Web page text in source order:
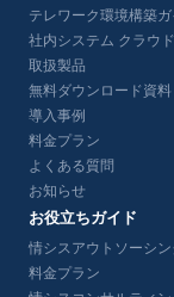
テレワーク環境構築ガ
社内システム クラウ
取扱製品
無料ダウンロード資料
導入事例
料金プラン
よくある質問
お知らせ
お役立ちガイド
情シスアウトソーシ
料金プラン